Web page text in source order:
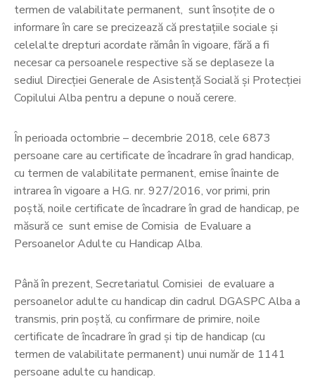
termen de valabilitate permanent, sunt însoţite de o
informare în care se precizează că prestaţiile sociale şi
celelalte drepturi acordate rămân în vigoare, fără a fi
necesar ca persoanele respective să se deplaseze la
sediul Direcției Generale de Asistență Socială și Protecției
Copilului Alba pentru a depune o nouă cerere.
În perioada octombrie – decembrie 2018, cele 6873
persoane care au certificate de încadrare în grad handicap,
cu termen de valabilitate permanent, emise înainte de
intrarea în vigoare a H.G. nr. 927/2016, vor primi, prin
poştă, noile certificate de încadrare în grad de handicap, pe
măsură ce sunt emise de Comisia de Evaluare a
Persoanelor Adulte cu Handicap Alba.
Până în prezent, Secretariatul Comisiei de evaluare a
persoanelor adulte cu handicap din cadrul DGASPC Alba a
transmis, prin poştă, cu confirmare de primire, noile
certificate de încadrare în grad şi tip de handicap (cu
termen de valabilitate permanent) unui număr de 1141
persoane adulte cu handicap.